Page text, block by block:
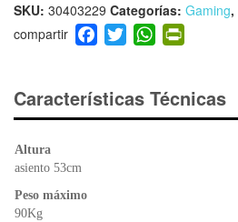
SKU: 30403229 Categorías: Gaming,
F
a
e
b
T
wi
er
W
h
s
A
ri
e
Características Técnicas
Altura
asiento 53cm
Peso máximo
90Kg